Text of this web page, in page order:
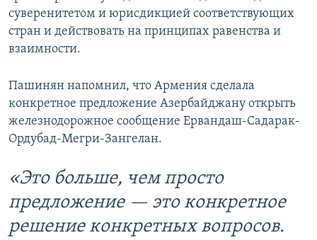
суверенитетом и юрисдикцией соответствующих
стран и действовать на принципах равенства и
взаимности.
Пашинян напомнил, что Армения сделала
конкретное предложение Азербайджану открыть
железнодорожное сообщение Ервандаш-Садарак-
Ордубад-Мегри-Зангелан.
«Это больше, чем просто
предложение — это конкретное
решение конкретных вопросов.